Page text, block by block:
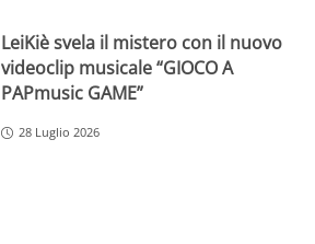
LeiKiè svela il mistero con il nuovo
videoclip musicale “GIOCO A
PAPmusic GAME”
28 Luglio 2026